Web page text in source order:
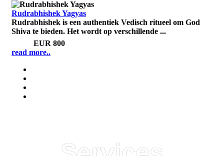
Rudrabhishek Yagyas
Rudrabhishek is een authentiek Vedisch ritueel om God
Shiva te bieden. Het wordt op verschillende ...
EUR 800
read more..